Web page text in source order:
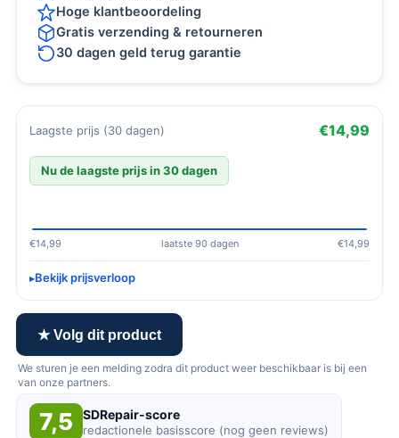
Hoge klantbeoordeling
Gratis verzending & retourneren
30 dagen geld terug garantie
Laagste prijs (30 dagen) €14,99
Nu de laagste prijs in 30 dagen
€14,99 laatste 90 dagen €14,99
Bekijk prijsverloop
★ Volg dit product
We sturen je een melding zodra dit product weer beschikbaar is bij een
van onze partners.
7,5 SDRepair-score
redactionele basisscore (nog geen reviews)